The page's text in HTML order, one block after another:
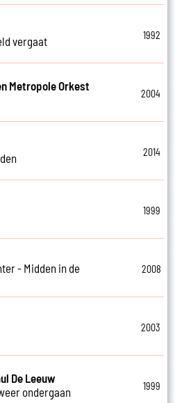
vergaat
1992
Metropole Orkest
2004
2014
1999
- Midden in de
2008
2003
De Leeuw
ondergaan
1999